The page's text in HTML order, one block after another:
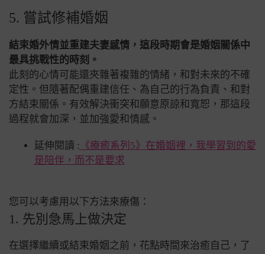
5. 嘗試修補婚姻
結束婚外情並重建夫妻感情，這段時期會是婚姻關係中
最具挑戰性的時刻。
此刻的心情可能還夾雜著複雜的情緒，和對未來的不確
定性。但隨著配偶重建信任、為自己的行為負責、和對
方結束關係。有效解決衝突和願意原諒和寬恕，那這段
過程就會加深，並加強愛和情感。
延伸閱讀 : 《療癒系列5》在婚姻裡，我學習到的愛
是陪伴，而不是要求
您可以考慮用以下方法來療傷：
1. 先別急馬上做決定
在選擇繼續或結束婚姻之前，花點時間來治癒自己，了